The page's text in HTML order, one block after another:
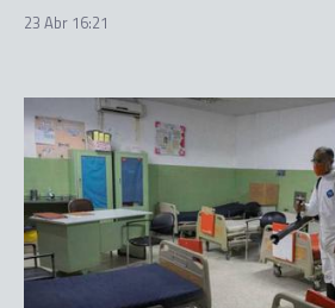
23 Abr 16:21